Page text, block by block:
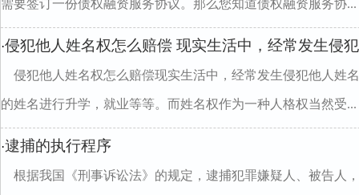
需要签订一份债权融资服务协议。那么您知道债权融资服务协...
·侵犯他人姓名权怎么赔偿 现实生活中，经常发生侵
侵犯他人姓名权怎么赔偿现实生活中，经常发生侵犯他人姓
的姓名进行升学，就业等等。而姓名权作为一种人格权当然受...
·逮捕的执行程序
根据我国《刑事诉讼法》的规定，逮捕犯罪嫌疑人、被告人